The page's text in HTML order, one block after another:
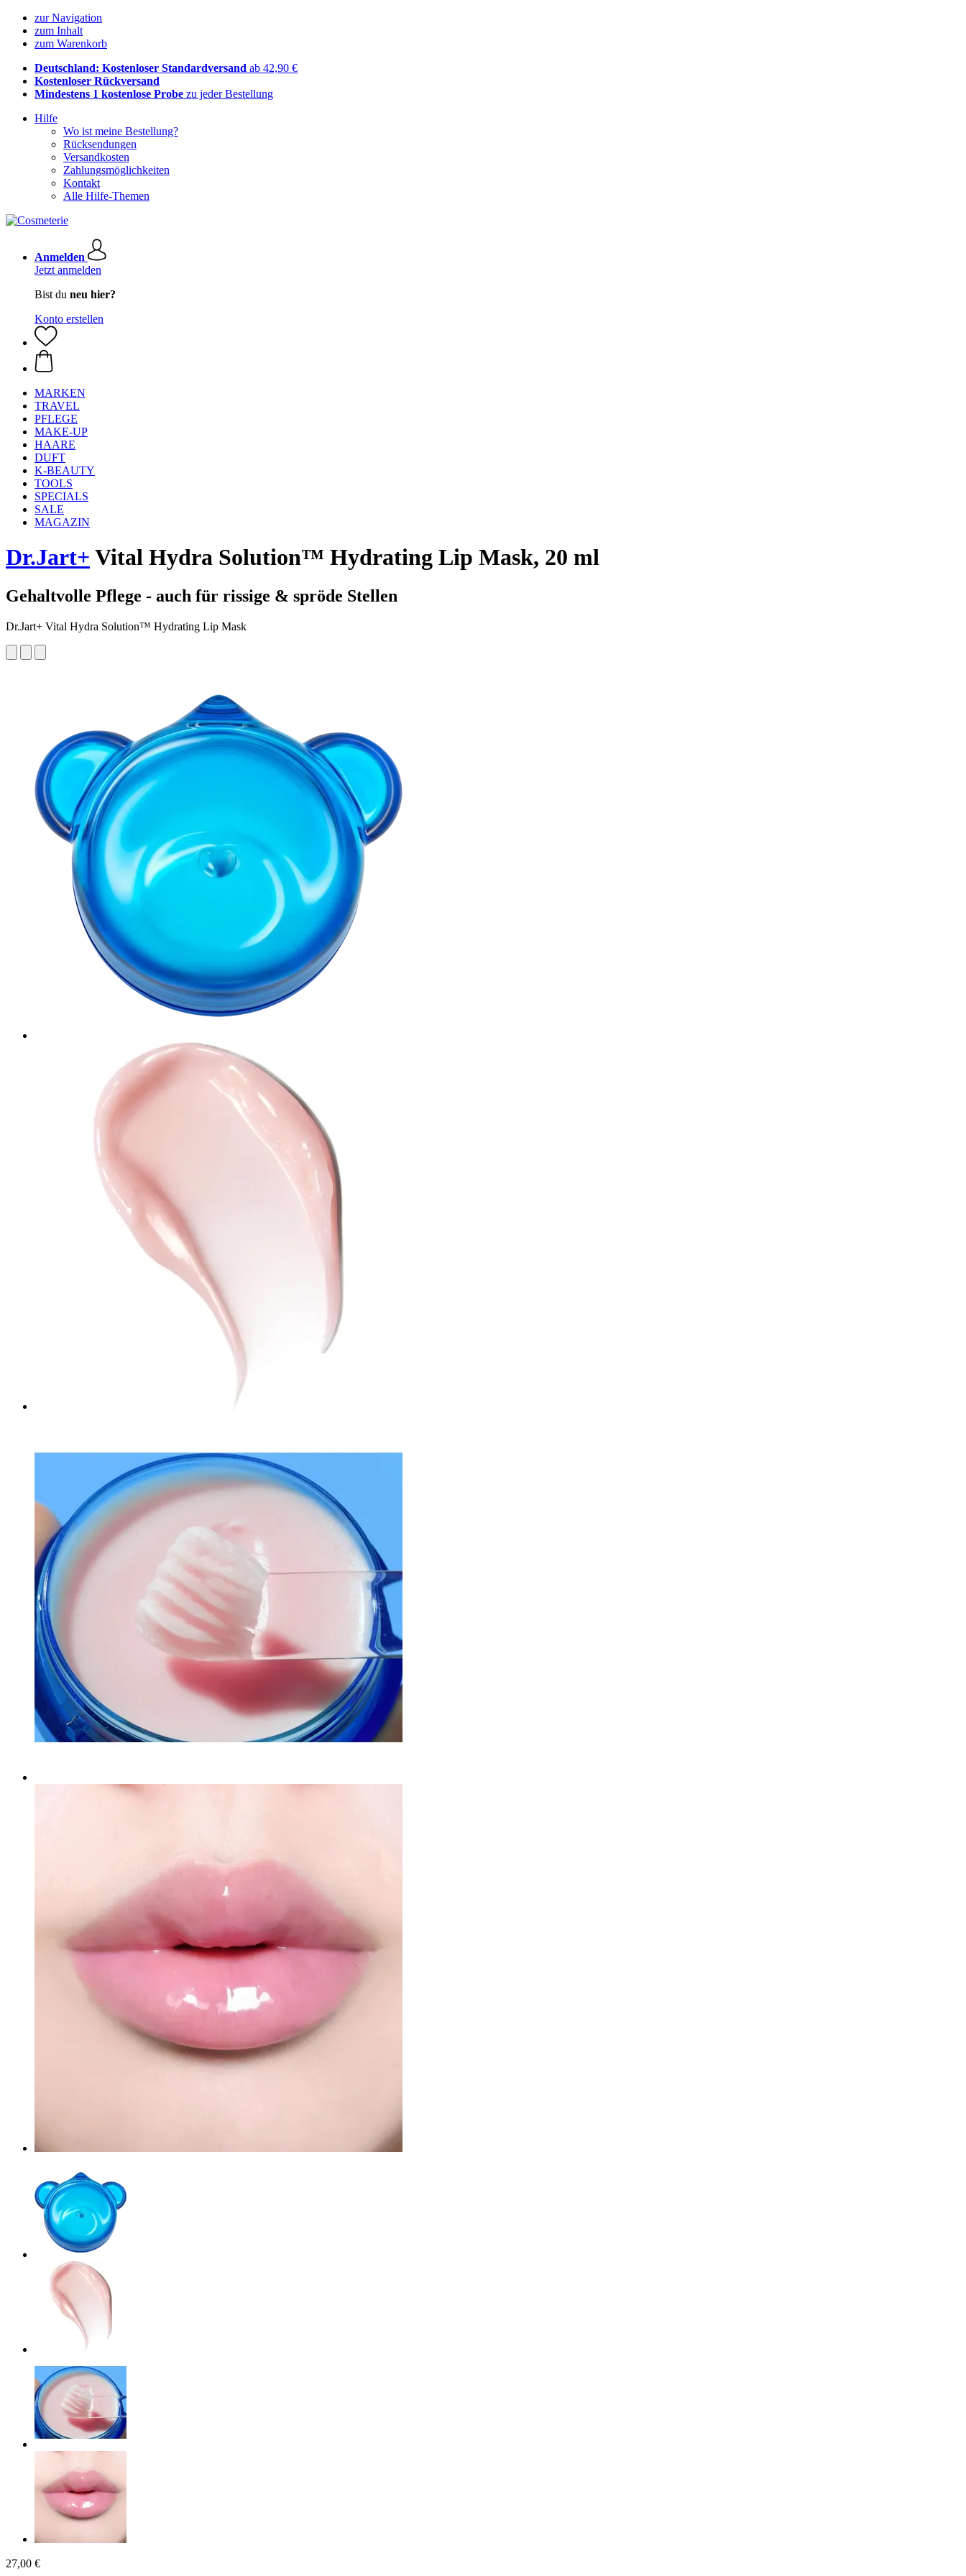
zur Navigation
zum Inhalt
zum Warenkorb
Deutschland: Kostenloser Standardversand ab 42,90 €
Kostenloser Rückversand
Mindestens 1 kostenlose Probe zu jeder Bestellung
Hilfe
Wo ist meine Bestellung?
Rücksendungen
Versandkosten
Zahlungsmöglichkeiten
Kontakt
Alle Hilfe-Themen
Anmelden
Jetzt anmelden
Bist du neu hier?
Konto erstellen
MARKEN
TRAVEL
PFLEGE
MAKE-UP
HAARE
DUFT
K-BEAUTY
TOOLS
SPECIALS
SALE
MAGAZIN
Dr.Jart+ Vital Hydra Solution™ Hydrating Lip Mask, 20 ml
Gehaltvolle Pflege - auch für rissige & spröde Stellen
Dr.Jart+ Vital Hydra Solution™ Hydrating Lip Mask
27,00 €